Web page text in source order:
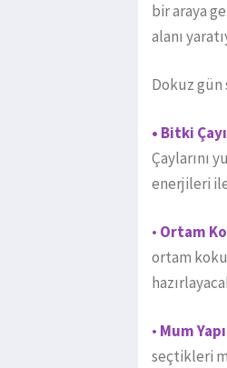
bir araya
alanı
Dokuz gün
• Bitki
Çaylarını
enerjileri
• Ortam
ortam
• Mum
seçtikleri